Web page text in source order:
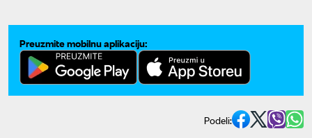
Preuzmite mobilnu aplikaciju:
Podeli: